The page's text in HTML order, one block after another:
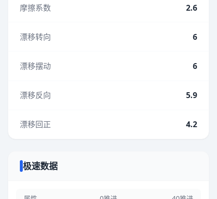
摩擦系数 2.6
漂移转向 6
漂移摆动 6
漂移反向 5.9
漂移回正 4.2
极速数据